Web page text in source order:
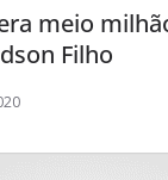
meio
Filho